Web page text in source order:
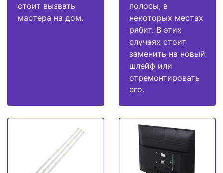
стоит вызвать
мастера на дом.
полосы, в
некоторых местах
рябит. В этих
случаях стоит
заменить на новый
шлейф или
отремонтировать
его.